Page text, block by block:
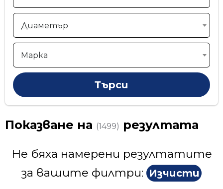
Диаметър
Марка
Показване на (1499) резултата
Не бяха намерени резултатите
за вашите филтри: Изчисти